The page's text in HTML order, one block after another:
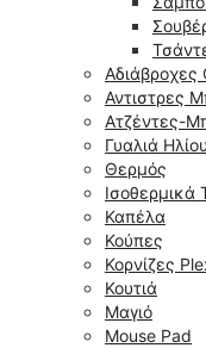
Αδιάβροχες
Αντιστρες
Ατζέντες-
Γυαλιά Ηλίου
Θερμός
Ισοθερμικά
Καπέλα
Κούπες
Κορνίζες
Κουτιά
Μαγιό
Mouse Pad